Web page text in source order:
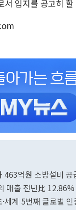
서 입지를 공고히
463억원 소방설비 공
매출 전년比
세계 5번째 글로벌